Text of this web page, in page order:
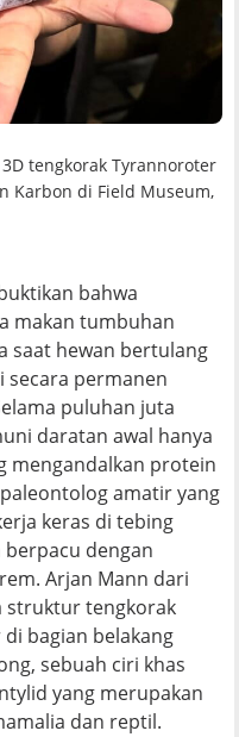
tengkorak Tyrannoroter
Karbon di Field Museum,
bahwa
makan tumbuhan
saat hewan bertulang
secara permanen
puluhan juta
daratan awal hanya
mengandalkan protein
amatir yang
keras di tebing
dengan
Arjan Mann dari
struktur tengkorak
bagian belakang
sebuah ciri khas
yang merupakan
dan reptil.